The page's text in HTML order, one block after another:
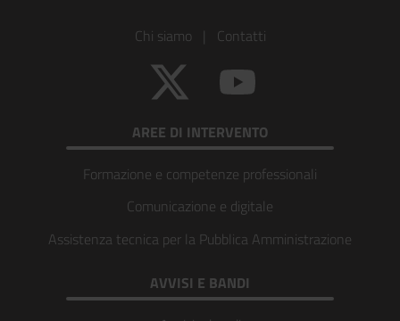
Chi siamo | Contatti
Twitter
AREE DI INTERVENTO
Formazione e competenze professionali
Comunicazione e digitale
Assistenza tecnica per la Pubblica Amministrazione
AVVISI E BANDI